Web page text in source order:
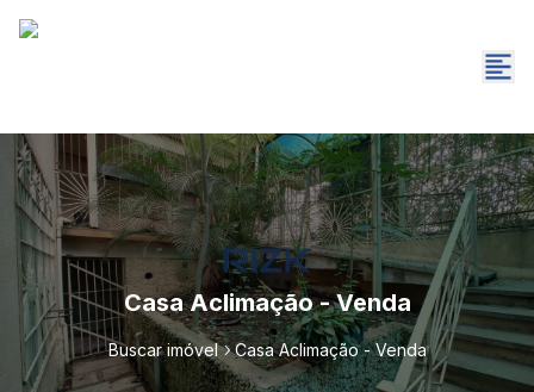
Casa Aclimação - Venda
Buscar imóvel Casa Aclimação - Venda